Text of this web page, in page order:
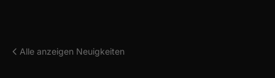
Alle anzeigen Neuigkeiten